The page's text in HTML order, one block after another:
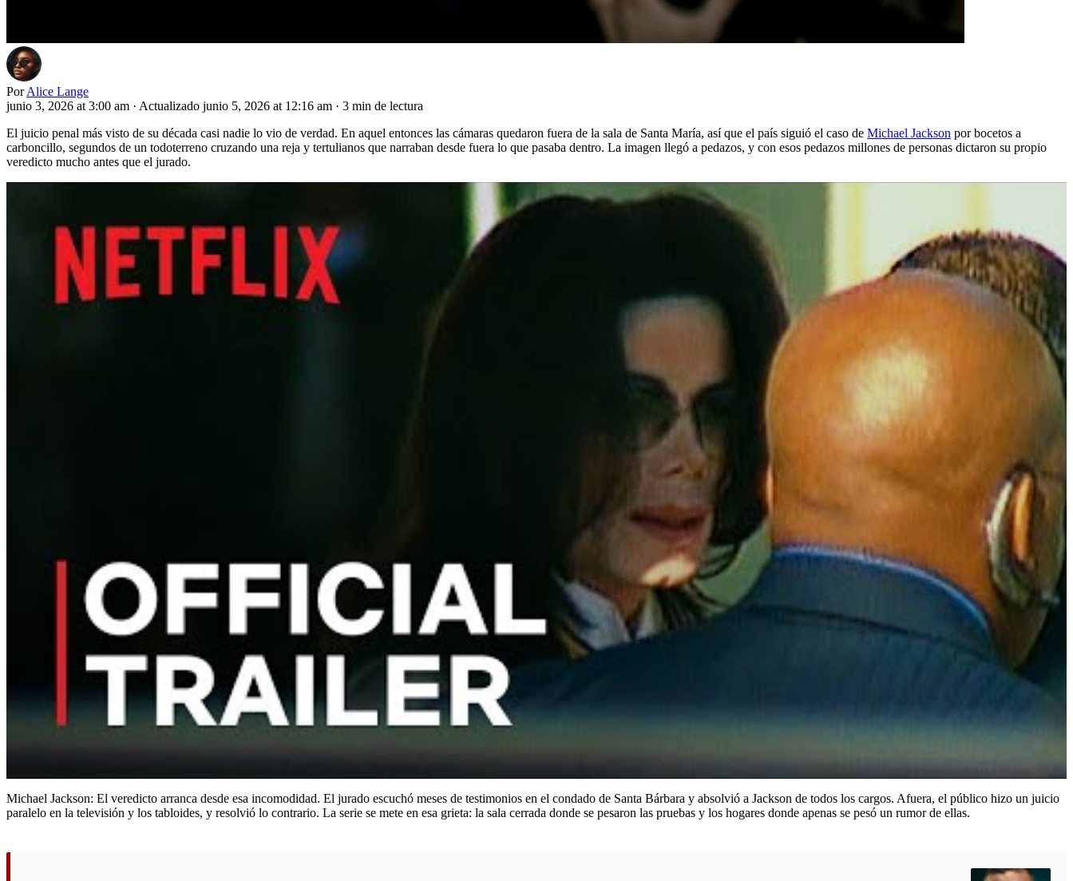
Por Alice Lange
junio 3, 2026 at 3:00 am · Actualizado junio 5, 2026 at 12:16 am · 3 min de lectura
El juicio penal más visto de su década casi nadie lo vio de verdad. En aquel entonces las cámaras quedaron fuera de la sala de Santa María, así que el país siguió el caso de Michael Jackson por bocetos a
carboncillo, segundos de un todoterreno cruzando una reja y tertulianos que narraban desde fuera lo que pasaba dentro. La imagen llegó a pedazos, y con esos pedazos millones de personas dictaron su propio
veredicto mucho antes que el jurado.
Michael Jackson: El veredicto arranca desde esa incomodidad. El jurado escuchó meses de testimonios en el condado de Santa Bárbara y absolvió a Jackson de todos los cargos. Afuera, el público hizo un juicio
paralelo en la televisión y los tabloides, y resolvió lo contrario. La serie se mete en esa grieta: la sala cerrada donde se pesaron las pruebas y los hogares donde apenas se pesó un rumor de ellas.